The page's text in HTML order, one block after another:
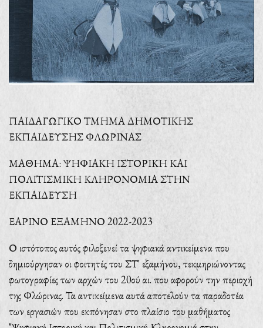
ΠΑΙΔΑΓΩΓΙΚΟ ΤΜΗΜΑ ΔΗΜΟΤΙΚΗΣ
ΕΚΠΑΙΔΕΥΣΗΣ ΦΛΩΡΙΝΑΣ
ΜΑΘΗΜΑ: ΨΗΦΙΑΚΗ ΙΣΤΟΡΙΚΗ ΚΑΙ
ΠΟΛΙΤΙΣΜΙΚΗ ΚΛΗΡΟΝΟΜΙΑ ΣΤΗΝ
ΕΚΠΑΙΔΕΥΣΗ
ΕΑΡΙΝΟ ΕΞΑΜΗΝΟ 2022-2023
Ο ιστότοπος αυτός φιλοξενεί τα ψηφιακά αντικείμενα που
δημιούργησαν οι φοιτητές του ΣΤ' εξαμήνου, τεκμηριώνοντας
φωτογραφίες των αρχών του 20ού αι. που αφορούν την περιοχή
της Φλώρινας. Τα αντικείμενα αυτά αποτελούν τα παραδοτέα
των εργασιών που εκπόνησαν στο πλαίσιο του μαθήματος